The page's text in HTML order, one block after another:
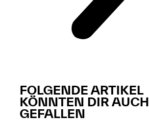
FOLGENDE ARTIKEL
KÖNNTEN DIR AUCH
GEFALLEN​​